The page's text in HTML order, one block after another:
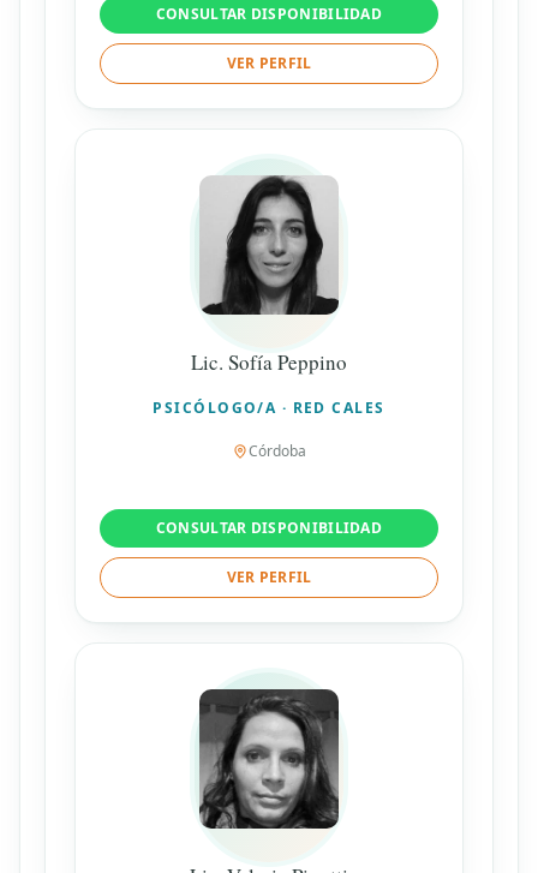
CONSULTAR DISPONIBILIDAD
VER PERFIL
Lic. Sofía Peppino
PSICÓLOGO/A · RED CALES
Córdoba
CONSULTAR DISPONIBILIDAD
VER PERFIL